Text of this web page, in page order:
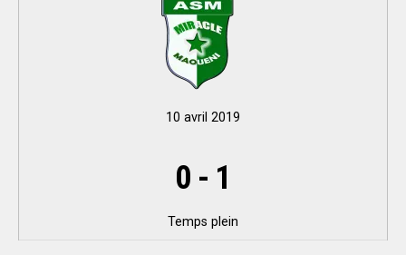
10 avril 2019
0 - 1
Temps plein